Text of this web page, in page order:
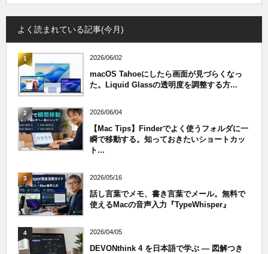
よく読まれている記事(今月)
1 2026/06/02
macOS Tahoeにしたら画面が見づらくなっ
た。Liquid Glassの透明度を調整する方...
2 2026/06/04
【Mac Tips】Finderでよく使うフォルダに一
瞬で移動する。知っておきたいショートカッ
ト...
3 2026/05/16
話し言葉でメモ、書き言葉でメール。無料で
使えるMacの音声入力『TypeWhisper』
4 2026/04/05
DEVONthink 4 を日本語で学ぶ — 図解つき